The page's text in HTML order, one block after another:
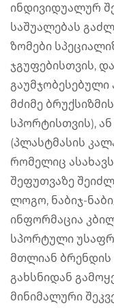
ინდივიდუალურ
საშუალებას
ზომები
ჯგუფებისთვის,
მძიმე
სპორტისთვის),
(პლასტმასის
რომელიც
შეფუთვაზე
ლოგო, ნაბიჯ-
ინფორმაცია
სპორტული
მთლიან
გახსნიდან
მინიმალური